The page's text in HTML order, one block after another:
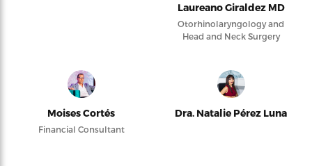
Laureano Giraldez MD
Otorhinolaryngology and
Head and Neck Surgery
Moises Cortés
Financial Consultant
Dra. Natalie Pérez Luna